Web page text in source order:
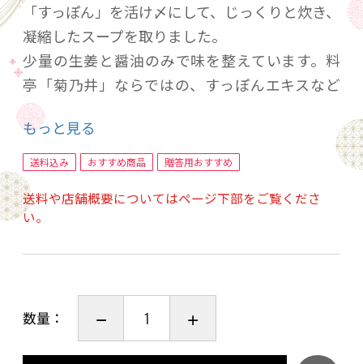
「すっぽん」を活け〆にして、じっくりと炊き、
凝縮したスープを取りました。
少量の生姜と醤油のみで味を整えています。料
亭「菊乃井」ならではの、すっぽんエキスなど
一切使用しない、こだわりの純正すっぽんスー
プを是非お楽しみ下さい。
そのままはもちろん、お好みでおろし生姜を加
えてお召し上がりください。
碗蒸し、だし巻など、いろいろなお料理にお使
ごりに。スプーンで美味しくお召し上がりくだ
さい。
もっと見る
送料込み おすすめ商品 贈答用おすすめ
送料や店舗概要についてはページ下部をご覧くださ
い。
数量：